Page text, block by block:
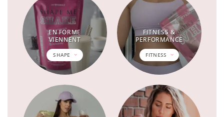
EN FORME
VIENNENT
SHAPE
FITNESS &
PERFORMANCE
FITNESS